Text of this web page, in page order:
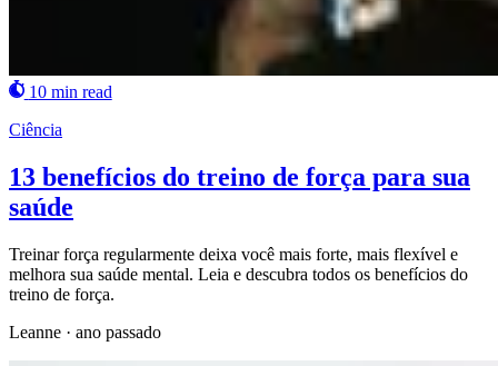
10 min read
Ciência
13 benefícios do treino de força para sua
saúde
Treinar força regularmente deixa você mais forte, mais flexível e
melhora sua saúde mental. Leia e descubra todos os benefícios do
treino de força.
Leanne · ano passado